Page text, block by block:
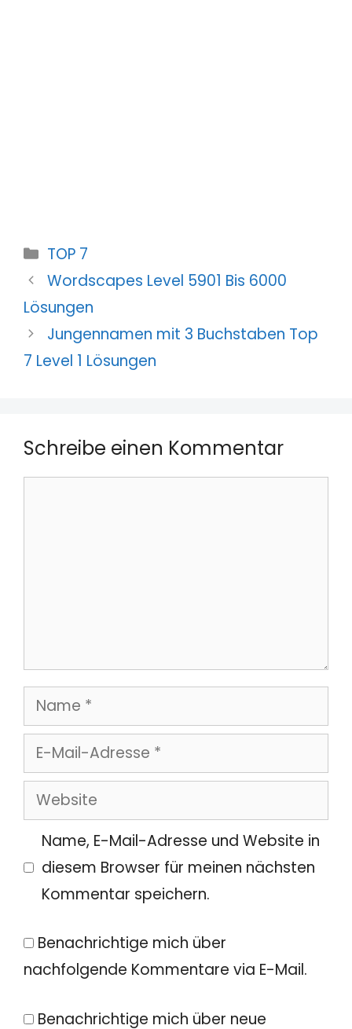
Kategorien
TOP 7
Wordscapes Level 5901 Bis 6000
Lösungen
Jungennamen mit 3 Buchstaben Top
7 Level 1 Lösungen
Schreibe einen Kommentar
Name
E-
Mail-
Adresse
Website
Name, E-Mail-Adresse und Website in
diesem Browser für meinen nächsten
Kommentar speichern.
Benachrichtige mich über
nachfolgende Kommentare via E-Mail.
Benachrichtige mich über neue